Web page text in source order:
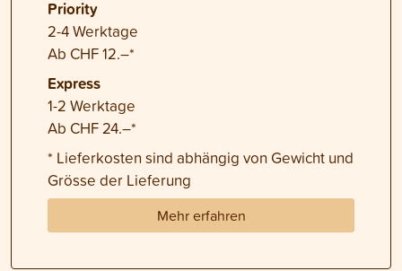
Priority
2-4 Werktage
Ab CHF 12.–*
Express
1-2 Werktage
Ab CHF 24.–*
* Lieferkosten sind abhängig von Gewicht und
Grösse der Lieferung
Mehr erfahren